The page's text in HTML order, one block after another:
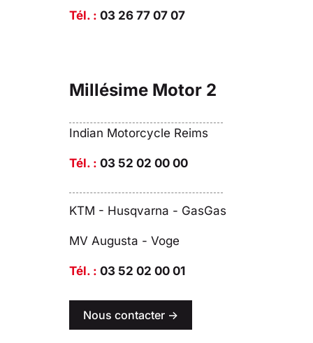
Tél. : 03 26 77 07 07
Millésime Motor 2
Indian Motorcycle Reims
Tél. : 03 52 02 00 00
KTM - Husqvarna - GasGas
MV Augusta - Voge
Tél. : 03 52 02 00 01
Nous contacter ->